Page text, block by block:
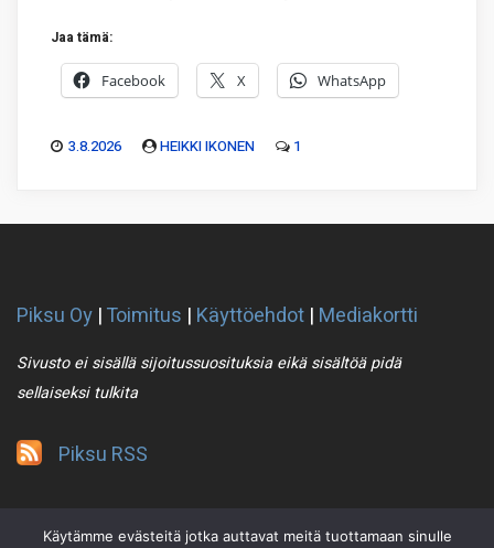
Jaa tämä:
Facebook X WhatsApp
3.8.2026 HEIKKI IKONEN 1
Piksu Oy |Toimitus | Käyttöehdot | Mediakortti
Sivusto ei sisällä sijoitussuosituksia eikä sisältöä pidä
sellaiseksi tulkita
Piksu RSS
Käytämme evästeitä jotka auttavat meitä tuottamaan sinulle